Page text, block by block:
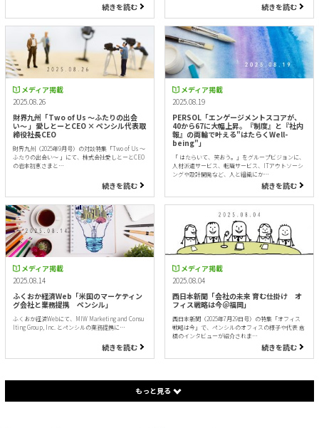
続きを読む 続きを読む
メディア掲載
2025.08.26
財界九州「Two of Us 〜ふたりの出会
い〜 」愛しとーとCEO × ペンシル代表取
締役社長CEO
財界九州（2025年9月号）の対談特集「Two of Us 〜
ふたりの出会い〜 」にて、株式会社愛しとーとCEO
の岩本初恵さまと…
続きを読む
メディア掲載
2025.08.19
PERSOL「エンゲージメントスコアが、
40から67に大幅上昇。『制度』と『社内
報』の両輪で叶える"はたらくWell-
being"」
「 はたらいて、笑おう。」をグループビジョンに、
人材派遣サービス、転職サービス、ITアウトソーシ
ングや設計開発など、人と組織にか…
続きを読む
メディア掲載
2025.08.14
ふくおか経済Web「米国のマーケティン
グ会社と業務提携 ペンシル」
ふくおか経済Webにて、MIW Marketing and Consu
lting Group, Inc. とペンシルの業務提携に…
続きを読む
メディア掲載
2025.08.04
西日本新聞「会社の未来 育む仕掛け オ
フィス戦略は今＠福岡」
西日本新聞（2025年7月29日号）の特集「オフィス
戦略は今」で、ペンシルのオフィスの様子や代表 倉
橋のインタビューが紹介されま…
続きを読む
もっと見る